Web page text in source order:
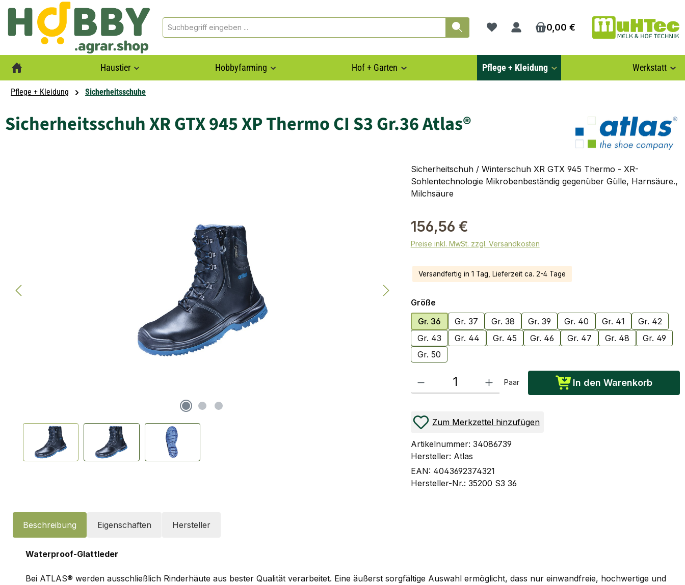
Zur Hauptnavigation springen
Du hast 0 Produkte auf dem Merkzettel
0,00 €
Haustier Hobbyfarming Hof + Garten Pflege + Kleidung Werkstatt
Pflege + Kleidung Sicherheitsschuhe
Sicherheitsschuh XR GTX 945 XP Thermo CI S3 Gr.36 Atlas®
Sicherheitschuh / Winterschuh XR GTX 945 Thermo - XR-
Sohlentechnologie Mikrobenbeständig gegenüber Gülle, Harnsäure.,
Milchsäure
156,56 €
Preise inkl. MwSt. zzgl. Versandkosten
Versandfertig in 1 Tag, Lieferzeit ca. 2-4 Tage
Größeauswählen
Gr. 36
Gr. 37 Gr. 38 Gr. 39 Gr. 40 Gr. 41
Gr. 42
Gr. 43
Gr. 44 Gr. 45 Gr. 46 Gr. 47 Gr. 48
Gr. 49
Gr. 50
Produkt Anzahl: Gib den gewünschten Wert ein oder benutze die Schaltflächen um die
Paar In den Warenkorb
Zum Merkzettel hinzufügen
Artikelnummer: 34086739
Hersteller: Atlas
EAN: 4043692374321
Hersteller-Nr.: 35200 S3 36
Beschreibung Eigenschaften Hersteller
Waterproof-Glattleder
Bei ATLAS® werden ausschließlich Rinderhäute aus bester Qualität verarbeitet. Eine äußerst sorgfältige Auswahl ermöglicht, dass nur einwandfreie, hochwertige und